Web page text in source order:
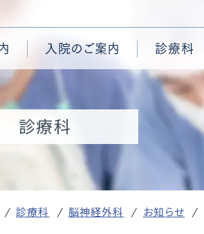
入院のご案内 診療科
施設認定
個人情報保護
患者の権利章典、患者の義務
セカンドオピニオン
患者様からの相談受付窓口
外来担当表
診断書・証明書
入院時のご用意
糖尿病内科
脳神経外科
乳腺外科
泌尿器科
形成外科
歯科・口腔外科
栄養管理科
集中治療部
臨床試験センター
ブレインハートチーム
緩和ケアチーム
脳卒中センター
頭頸部腫瘍センター
内視鏡センター
結石治療センター
ASO治療センター
頸動脈センター
診療科
診療科 脳神経外科 お知らせ